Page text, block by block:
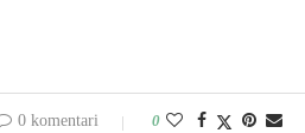
0 komentari 0